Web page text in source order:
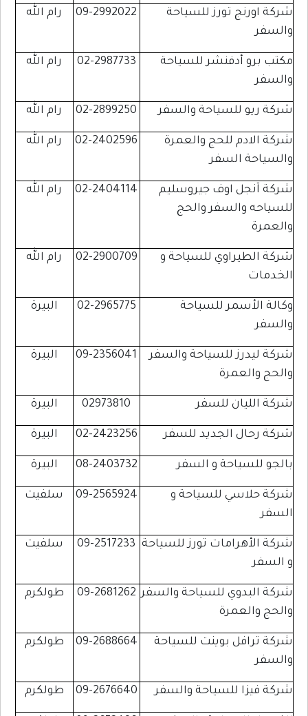
شركة اورنج تورز للسياحة
والسفر
09-2992022 رام الله
مكتب برو أدفنشر للسياحة
والسفر
02-2987733 رام الله
شركة ريو للسياحة والسفر 02-2899250 رام الله
شركة الادم للحج والعمرة
والسياحة السفر
02-2402596 رام الله
شركة آنجل اوف جيروسليم
للسياحه والسفر والحج
والعمرة
02-2404114 رام الله
شركة الطيراوي للسياحة و
الخدمات
02-2900709 رام الله
وكالة الأسمر للسياحة
والسفر
02-2965775 البيرة
شركة ليدرز للسياحة والسفر
والحج والعمرة
09-2356041 البيرة
شركة الليان للسفر 02973810 البيرة
شركة رحال الجديد للسفر 02-2423256 البيرة
بالجو للسياحة و السفر 08-2403732 البيرة
شركة حلاسي للسياحة و
السفر
09-2565924 سلفيت
شركة الأهرامات تورز للسياحة
و السفر
09-2517233 سلفيت
شركة البدوي للسياحة والسفر
والحج والعمرة
09-2681262 طولكرم
شركة ترافل بوينت للسياحة
والسفر
09-2688664 طولكرم
شركة فيزا للسياحة والسفر 09-2676640 طولكرم